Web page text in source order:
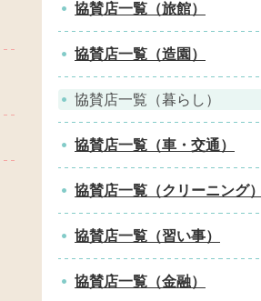
協賛店一覧（旅館）
協賛店一覧（造園）
協賛店一覧（暮らし）
協賛店一覧（車・交通）
協賛店一覧（クリーニング）
協賛店一覧（習い事）
協賛店一覧（金融）